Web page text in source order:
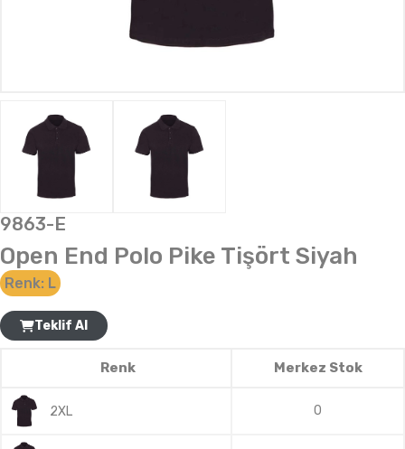
9863-E
Open End Polo Pike Tişört Siyah
Renk: L
Teklif Al
Renk Merkez Stok
2XL 0